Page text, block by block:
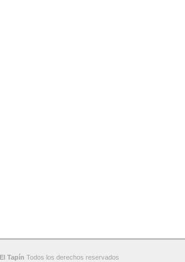
El Tapín Todos los derechos reservados